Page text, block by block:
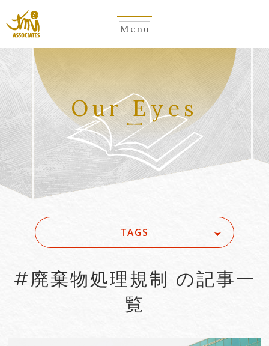
Menu
Our Eyes
TAGS
#Account seizure
#ACRA
#Agreements
#廃棄物処理規制 の記事一
覧